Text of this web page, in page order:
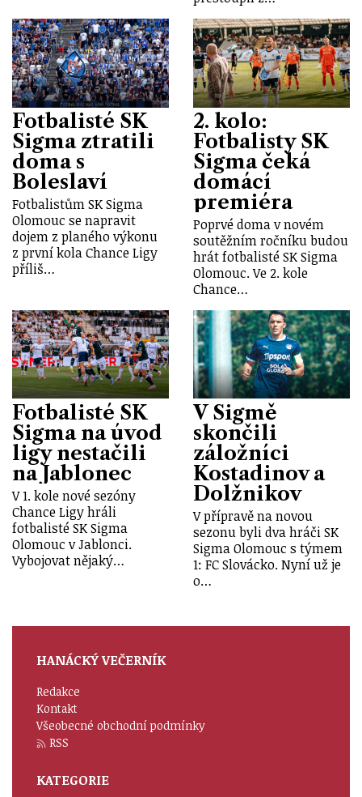
Fotbalisté SK
Sigma ztratili
doma s
Boleslaví
Fotbalistům SK Sigma
Olomouc se napravit
dojem z planého výkonu
z první kola Chance Ligy
příliš…
2. kolo:
Fotbalisty SK
Sigma čeká
domácí
premiéra
Poprvé doma v novém
soutěžním ročníku budou
hrát fotbalisté SK Sigma
Olomouc. Ve 2. kole
Chance…
Fotbalisté SK
Sigma na úvod
ligy nestačili
na Jablonec
V 1. kole nové sezóny
Chance Ligy hráli
fotbalisté SK Sigma
Olomouc v Jablonci.
Vybojovat nějaký…
V Sigmě
skončili
záložníci
Kostadinov a
Dolžnikov
V přípravě na novou
sezonu byli dva hráči SK
Sigma Olomouc s týmem
1: FC Slovácko. Nyní už je
o…
HANÁCKÝ VEČERNÍK
Redakce
Kontakt
Všeobecné obchodní podmínky
RSS
KATEGORIE